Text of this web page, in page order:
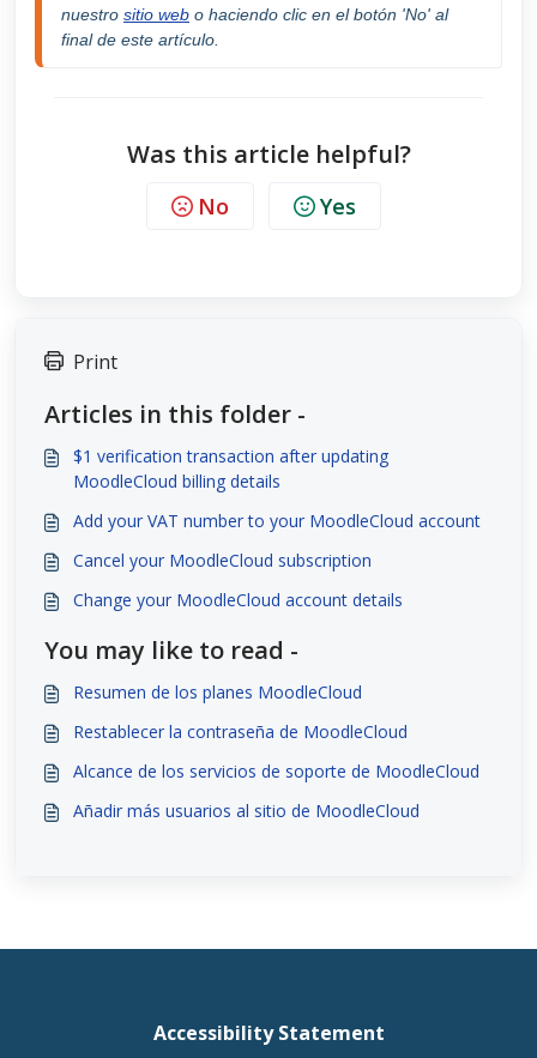
nuestro sitio web o haciendo clic en el botón 'No' al
final de este artículo.
Was this article helpful?
No Yes
Print
Articles in this folder -
$1 verification transaction after updating
MoodleCloud billing details
Add your VAT number to your MoodleCloud account
Cancel your MoodleCloud subscription
Change your MoodleCloud account details
You may like to read -
Resumen de los planes MoodleCloud
Restablecer la contraseña de MoodleCloud
Alcance de los servicios de soporte de MoodleCloud
Añadir más usuarios al sitio de MoodleCloud
Accessibility Statement